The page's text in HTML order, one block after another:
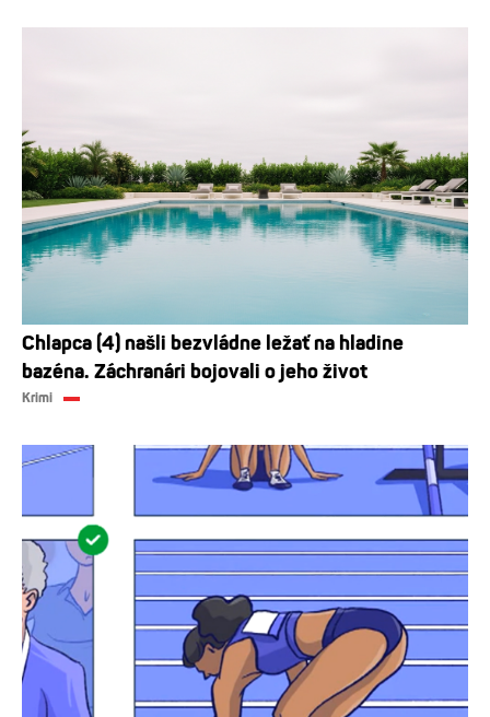
Chlapca (4) našli bezvládne ležať na hladine
bazéna. Záchranári bojovali o jeho život
Krimi